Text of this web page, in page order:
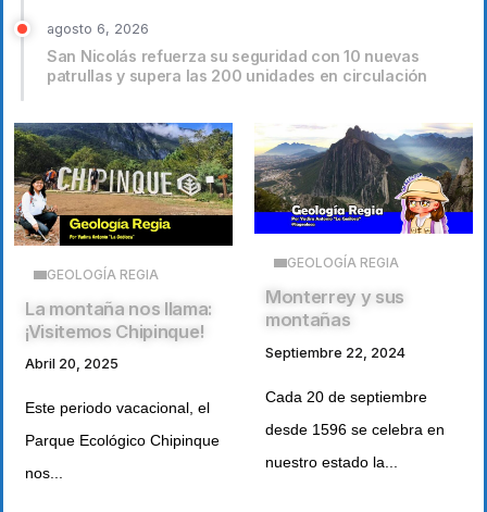
agosto 6, 2026
San Nicolás refuerza su seguridad con 10 nuevas
patrullas y supera las 200 unidades en circulación
GEOLOGÍA REGIA
La montaña nos llama:
¡Visitemos Chipinque!
Abril 20, 2025
Este periodo vacacional, el
Parque Ecológico Chipinque
nos...
GEOLOGÍA REGIA
Monterrey y sus
montañas
Septiembre 22, 2024
Cada 20 de septiembre
desde 1596 se celebra en
nuestro estado la...